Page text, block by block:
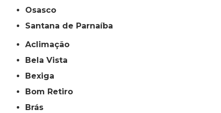
Osasco
Santana de Parnaíba
Aclimação
Bela Vista
Bexiga
Bom Retiro
Brás